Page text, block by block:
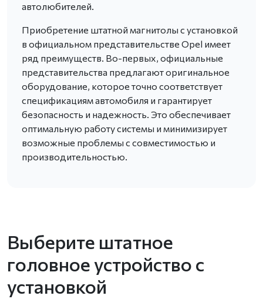
автолюбителей.
Приобретение штатной магнитолы с установкой
в официальном представительстве Opel имеет
ряд преимуществ. Во-первых, официальные
представительства предлагают оригинальное
оборудование, которое точно соответствует
спецификациям автомобиля и гарантирует
безопасность и надежность. Это обеспечивает
оптимальную работу системы и минимизирует
возможные проблемы с совместимостью и
производительностью.
Выберите штатное
головное устройство с
установкой